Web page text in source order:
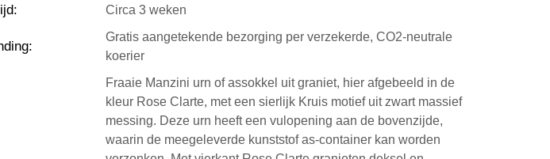
: Circa 3 weken
:
Gratis aangetekende bezorging per verzekerde, CO2-neutrale
koerier
Fraaie Manzini urn of assokkel uit graniet, hier afgebeeld in de
kleur Rose Clarte, met een sierlijk Kruis motief uit zwart massief
messing. Deze urn heeft een vulopening aan de bovenzijde,
waarin de meegeleverde kunststof as-container kan worden